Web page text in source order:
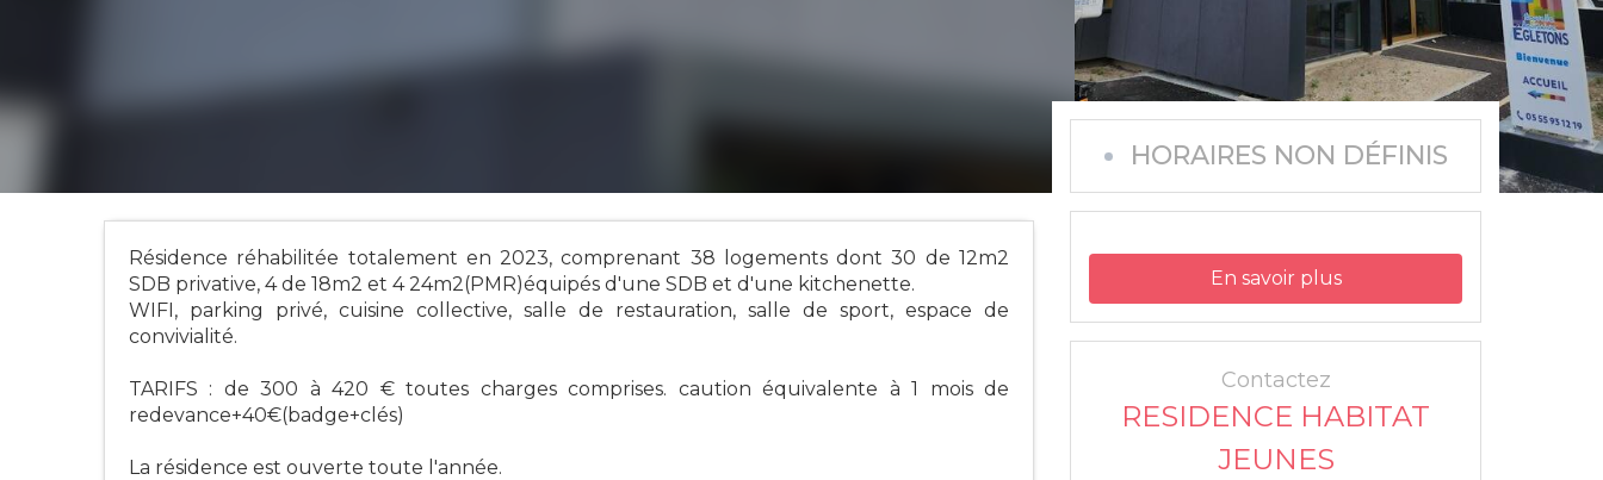
Résidence réhabilitée totalement en 2023, comprenant 38 logements dont 30 de 12m2
SDB privative, 4 de 18m2 et 4 24m2(PMR)équipés d'une SDB et d'une kitchenette.
WIFI, parking privé, cuisine collective, salle de restauration, salle de sport, espace de
convivialité.
TARIFS : de 300 à 420 € toutes charges comprises. caution équivalente à 1 mois de
redevance+40€(badge+clés)
La résidence est ouverte toute l'année.
HORAIRES NON DÉFINIS
En savoir plus
Contactez
RESIDENCE HABITAT
JEUNES